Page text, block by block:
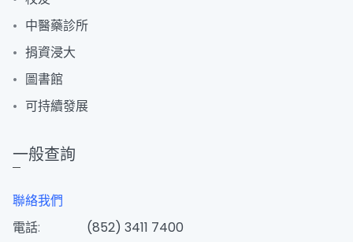
中醫藥診所
捐資浸大
圖書館
可持續發展
一般查詢
聯絡我們
電話:
(852) 3411 7400